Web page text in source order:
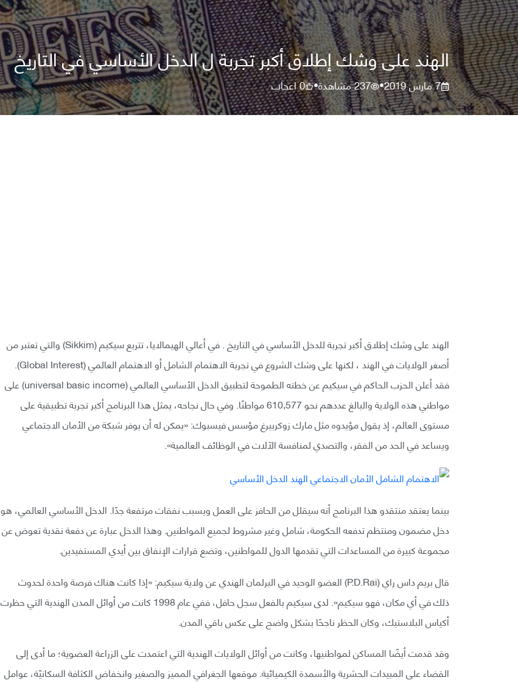
الهند على وشك إطلاق أكبر تجربة ل الدخل الأساسي في التاريخ
7 مارس 2019 •
237مشاهدة•
0اعجاب
الهند على وشك إطلاق أكبر تجربة للدخل الأساسي في التاريخ . في أعالي الهيمالايا، تتربع سيكيم (Sikkim) والتي تعتبر من
أصغر الولايات في الهند ، لكنها على وشك الشروع في تجربة الاهتمام الشامل أو الاهتمام العالمي (Global Interest).
فقد أعلن الحزب الحاكم في سيكيم عن خطته الطموحة لتطبيق الدخل الأساسي العالمي (universal basic income) على
مواطني هذه الولاية والبالغ عددهم نحو 610,577 مواطنًا. وفي حال نجاحه، يمثل هذا البرنامج أكبر تجربة تطبيقية على
مستوى العالم، إذ يقول مؤيدوه مثل مارك زوكربيرغ مؤسس فيسبوك: «يمكن له أن يوفر شبكة من الأمان الاجتماعي
ويساعد في الحد من الفقر، والتصدي لمنافسة الآلات في الوظائف العالمية».
بينما يعتقد منتقدو هذا البرنامج أنه سيقلل من الحافز على العمل ويسبب نفقات مرتفعة جدًا. الدخل الأساسي العالمي، هو
دخل مضمون ومنتظم تدفعه الحكومة، شامل وغير مشروط لجميع المواطنين. وهذا الدخل عبارة عن دفعة نقدية تعوض عن
مجموعة كبيرة من المساعدات التي تقدمها الدول للمواطنين، وتضع قرارات الإنفاق بين أيدي المستفيدين.
قال بريم داس راي (P.D.Rai) العضو الوحيد في البرلمان الهندي عن ولاية سيكيم: «إذا كانت هناك فرصة واحدة لحدوث
ذلك في أي مكان، فهو سيكيم». لدى سيكيم بالفعل سجل حافل، ففي عام 1998 كانت من أوائل المدن الهندية التي حظرت
أكياس البلاستيك، وكان الحظر ناجحًا بشكل واضح على عكس باقي المدن.
وقد قدمت أيضًا المساكن لمواطنيها، وكانت من أوائل الولايات الهندية التي اعتمدت على الزراعة العضوية؛ ما أدى إلى
القضاء على المبيدات الحشرية والأسمدة الكيميائية. موقعها الجغرافي المميز والصغير وانخفاض الكثافة السكانيّة، عوامل